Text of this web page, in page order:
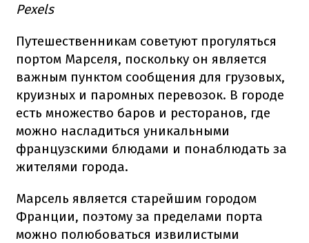
Pexels
Путешественникам советуют прогуляться
портом Марселя, поскольку он является
важным пунктом сообщения для грузовых,
круизных и паромных перевозок. В городе
есть множество баров и ресторанов, где
можно насладиться уникальными
французскими блюдами и понаблюдать за
жителями города.
Марсель является старейшим городом
Франции, поэтому за пределами порта
можно полюбоваться извилистыми